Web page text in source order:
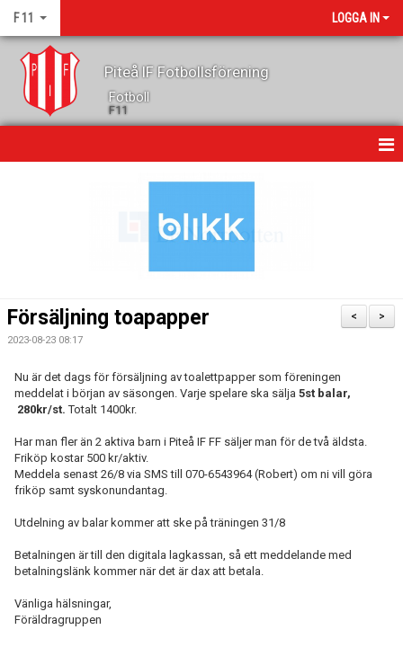
F 11 LOGGA IN
Piteå IF Fotbollsförening
Fotboll
F11
TRUPPEN
KONTAKT
MATCHER
BILDGALLERI
DOKUMENT
MEDLEMSKAP
>
<
Försäljning toapapper
2023-08-23 08:17
Nu är det dags för försäljning av toalettpapper som föreningen
meddelat i början av säsongen. Varje spelare ska sälja 5st balar,
280kr/st. Totalt 1400kr.
Har man fler än 2 aktiva barn i Piteå IF FF säljer man för de två äldsta.
Friköp kostar 500 kr/aktiv.
Meddela senast 26/8 via SMS till 070-6543964 (Robert) om ni vill göra
friköp samt syskonundantag.
Utdelning av balar kommer att ske på träningen 31/8
Betalningen är till den digitala lagkassan, så ett meddelande med
betalningslänk kommer när det är dax att betala.
Vänliga hälsningar,
Föräldragruppen